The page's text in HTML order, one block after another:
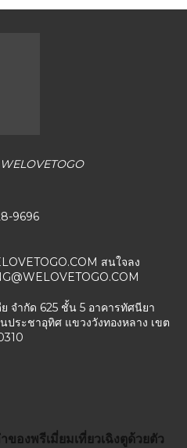
9696
สนใจลง
จำกัด 625 ชั้น 5 อาคารทัศนียา
ประชาอุทิศ แขวงวังทองหลาง เขต
ของพรีเมี่ยมเที่ยวเฉิงตูด้วยตัว